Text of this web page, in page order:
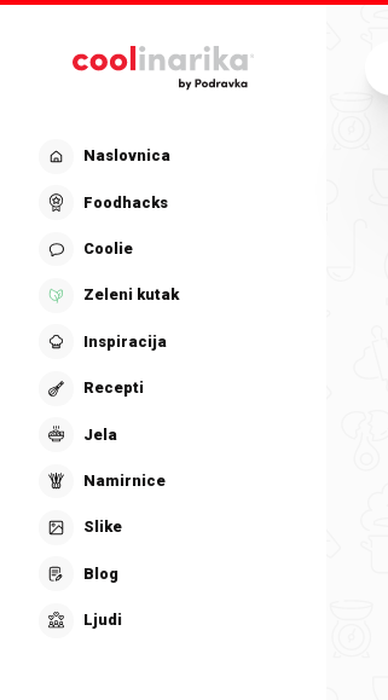
Naslovnica
Foodhacks
Coolie
Zeleni kutak
Inspiracija
Recepti
Jela
Namirnice
Slike
Blog
Ljudi